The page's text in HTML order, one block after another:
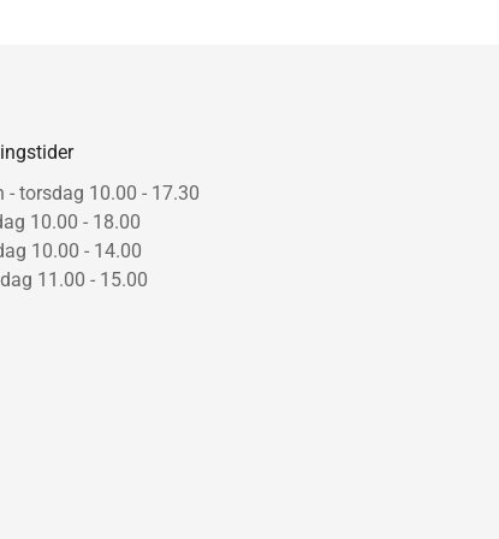
designet til det essentielle.
Dæmpbar.
- torsdag 10.00 - 17.30
10.00 - 18.00
10.00 - 14.00
11.00 - 15.00